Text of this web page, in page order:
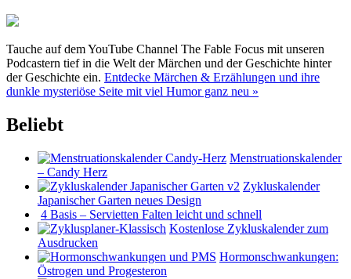
Tauche auf dem YouTube Channel The Fable Focus mit unseren
Podcastern tief in die Welt der Märchen und der Geschichte hinter
der Geschichte ein. Entdecke Märchen & Erzählungen und ihre
dunkle mysteriöse Seite mit viel Humor ganz neu »
Beliebt
Menstruationskalender
– Candy Herz
Zykluskalender
Japanischer Garten neues Design
4 Basis – Servietten Falten leicht und schnell
Kostenlose Zykluskalender zum
Ausdrucken
Hormonschwankungen:
Östrogen und Progesteron